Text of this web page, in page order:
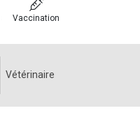
Vaccination
Vétérinaire